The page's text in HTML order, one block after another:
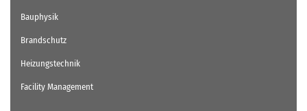
Bauphysik
Brandschutz
Heizungstechnik
Facility Management